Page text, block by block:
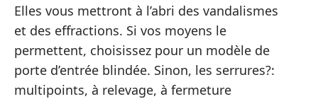
Elles vous mettront à l’abri des vandalismes
et des effractions. Si vos moyens le
permettent, choisissez pour un modèle de
porte d’entrée blindée. Sinon, les serrures?:
multipoints, à relevage, à fermeture